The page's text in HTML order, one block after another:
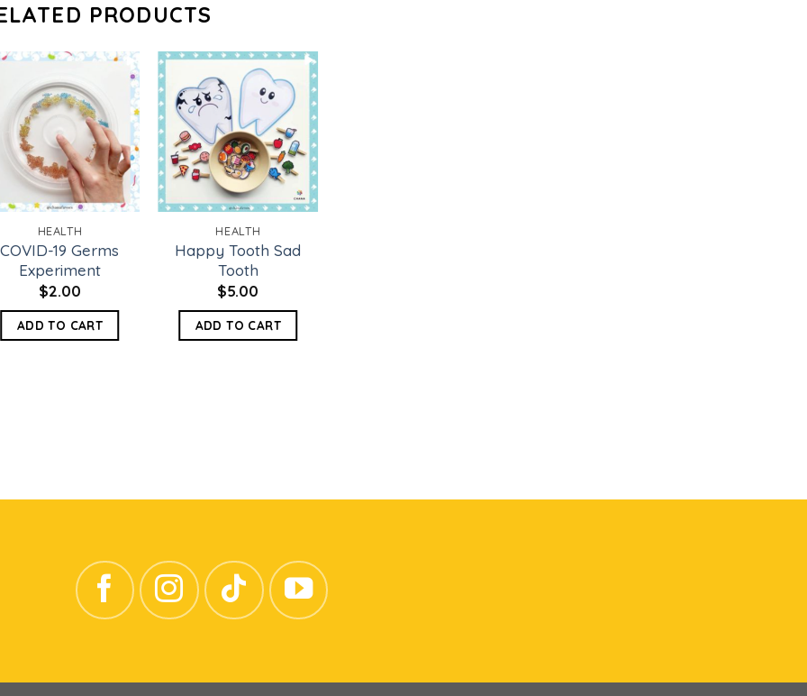
PRODUCTS
Add to
wishlist
HEALTH
COVID-19 Germs
Experiment
$2.00
ADD TO CART
Add to
wishlist
HEALTH
Happy Tooth Sad
Tooth
$5.00
ADD TO CART